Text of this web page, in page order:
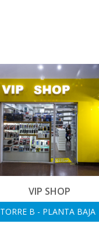
VIP SHOP
TORRE B - PLANTA BAJA